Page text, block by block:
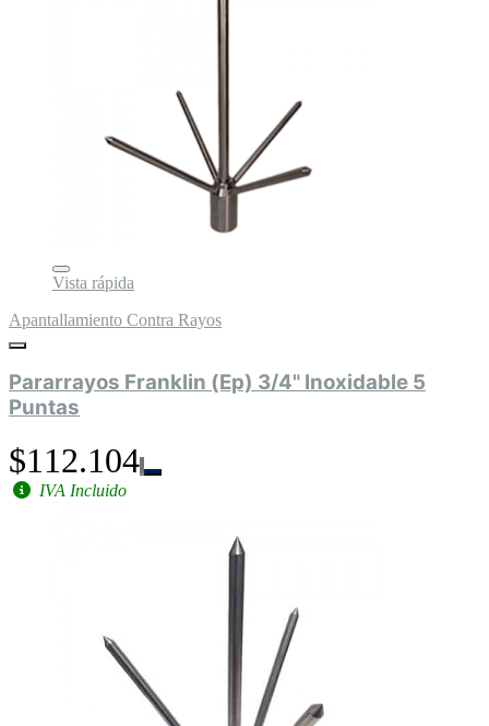
Vista rápida
Apantallamiento Contra Rayos
Pararrayos Franklin (Ep) 3/4" Inoxidable 5
Puntas
$112.104
IVA Incluido